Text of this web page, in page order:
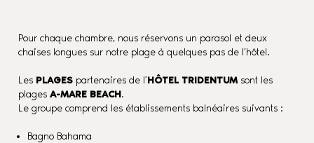
Pour chaque chambre, nous réservons un parasol et deux
chaises longues sur notre plage à quelques pas de l’hôtel.
Les PLAGESpartenaires de l’HÔTEL TRIDENTUMsont les
plages A-MARE BEACH.
Le groupe comprend les établissements balnéaires suivants :
Bagno Bahama